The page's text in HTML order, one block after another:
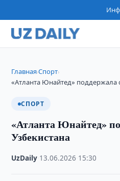
Главная›Спорт›
«Атланта Юнайтед» поддержала
СПОРТ
«Атланта Юнайтед»
Узбекистана
UzDaily 13.06.2026 15:30